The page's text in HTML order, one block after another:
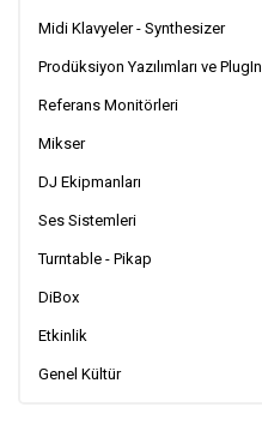
Midi Klavyeler - Synthesizer
Prodüksiyon Yazılımları ve PlugIn
Referans Monitörleri
Mikser
DJ Ekipmanları
Ses Sistemleri
Turntable - Pikap
DiBox
Etkinlik
Genel Kültür